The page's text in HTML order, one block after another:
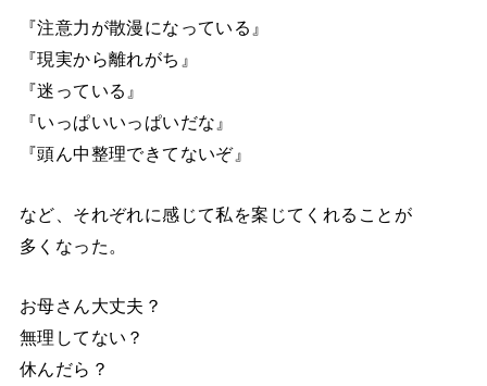
『注意力が散漫になっている』
『現実から離れがち』
『迷っている』
『いっぱいいっぱいだな』
『頭ん中整理できてないぞ』
など、それぞれに感じて私を案じてくれることが
多くなった。
お母さん大丈夫？
無理してない？
休んだら？